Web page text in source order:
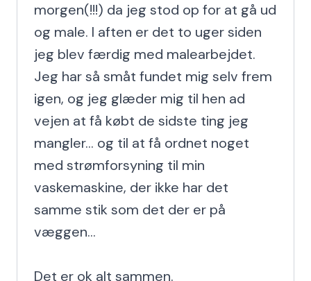
morgen(!!!) da jeg stod op for at gå ud
og male. I aften er det to uger siden
jeg blev færdig med malearbejdet.
Jeg har så småt fundet mig selv frem
igen, og jeg glæder mig til hen ad
vejen at få købt de sidste ting jeg
mangler... og til at få ordnet noget
med strømforsyning til min
vaskemaskine, der ikke har det
samme stik som det der er på
væggen...
Det er ok alt sammen.